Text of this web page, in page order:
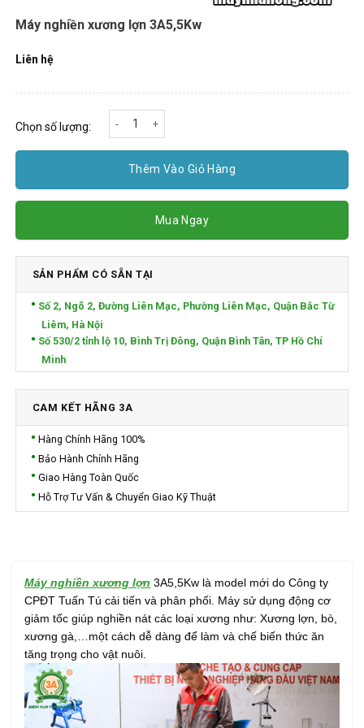
Máy nghiền xương lợn 3A5,5Kw
Liên hệ
Máy nghiền xương lợn 3A5,5Kw số lượng
Chọn số lượng:
Thêm Vào Giỏ Hàng
Mua Ngay
SẢN PHẨM CÓ SẴN TẠI
Số 2, Ngõ 2, Đường Liên Mạc, Phường Liên Mạc, Quận Bắc Từ
Liêm, Hà Nội
Số 530/2 tỉnh lộ 10, Bình Trị Đông, Quận Bình Tân, TP Hồ Chí
Minh
CAM KẾT HÃNG 3A
Hàng Chính Hãng 100%
Bảo Hành Chính Hãng
Giao Hàng Toàn Quốc
Hỗ Trợ Tư Vấn & Chuyển Giao Kỹ Thuật
Máy nghiền xương lợn 3A5,5Kw là model mới do Công ty
CPĐT Tuấn Tú cải tiến và phân phối. Máy sử dụng động cơ
giảm tốc giúp nghiền nát các loại xương như: Xương lợn, bò,
xương gà,…một cách dễ dàng để làm và chế biến thức ăn
tăng trọng cho vật nuôi.